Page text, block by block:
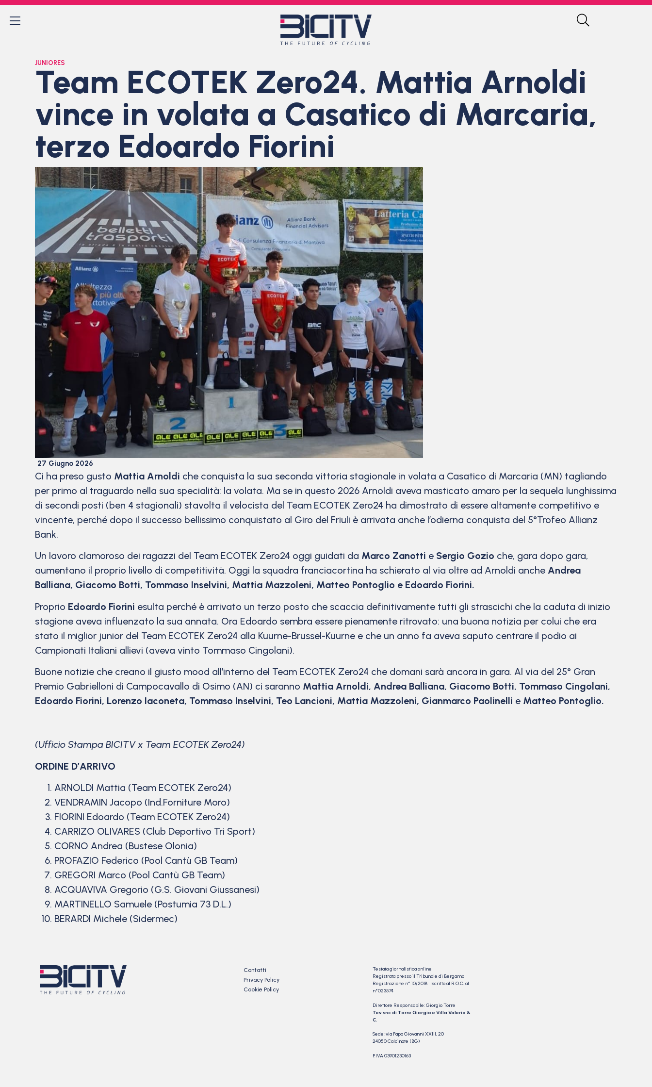
JUNIORES
Team ECOTEK Zero24. Mattia Arnoldi
vince in volata a Casatico di Marcaria,
terzo Edoardo Fiorini
27 Giugno 2026
Ci ha preso gusto Mattia Arnoldi che conquista la sua seconda vittoria stagionale in volata a Casatico di Marcaria (MN) tagliando
per primo al traguardo nella sua specialità: la volata. Ma se in questo 2026 Arnoldi aveva masticato amaro per la sequela lunghissima
di secondi posti (ben 4 stagionali) stavolta il velocista del Team ECOTEK Zero24 ha dimostrato di essere altamente competitivo e
vincente, perché dopo il successo bellissimo conquistato al Giro del Friuli è arrivata anche l’odierna conquista del 5°Trofeo Allianz
Bank.
Un lavoro clamoroso dei ragazzi del Team ECOTEK Zero24 oggi guidati da Marco Zanotti e Sergio Gozio che, gara dopo gara,
aumentano il proprio livello di competitività. Oggi la squadra franciacortina ha schierato al via oltre ad Arnoldi anche Andrea
Balliana, Giacomo Botti, Tommaso Inselvini, Mattia Mazzoleni, Matteo Pontoglio e Edoardo Fiorini.
Proprio Edoardo Fiorini esulta perché è arrivato un terzo posto che scaccia definitivamente tutti gli strascichi che la caduta di inizio
stagione aveva influenzato la sua annata. Ora Edoardo sembra essere pienamente ritrovato: una buona notizia per colui che era
stato il miglior junior del Team ECOTEK Zero24 alla Kuurne-Brussel-Kuurne e che un anno fa aveva saputo centrare il podio ai
Campionati Italiani allievi (aveva vinto Tommaso Cingolani).
Buone notizie che creano il giusto mood all’interno del Team ECOTEK Zero24 che domani sarà ancora in gara. Al via del 25° Gran
Premio Gabrielloni di Campocavallo di Osimo (AN) ci saranno Mattia Arnoldi, Andrea Balliana, Giacomo Botti, Tommaso Cingolani,
Edoardo Fiorini, Lorenzo Iaconeta, Tommaso Inselvini, Teo Lancioni, Mattia Mazzoleni, Gianmarco Paolinelli e Matteo Pontoglio.
(Ufficio Stampa BICITV x Team ECOTEK Zero24)
ORDINE D’ARRIVO
ARNOLDI Mattia (Team ECOTEK Zero24)
VENDRAMIN Jacopo (Ind.Forniture Moro)
FIORINI Edoardo (Team ECOTEK Zero24)
CARRIZO OLIVARES (Club Deportivo Tri Sport)
CORNO Andrea (Bustese Olonia)
PROFAZIO Federico (Pool Cantù GB Team)
GREGORI Marco (Pool Cantù GB Team)
ACQUAVIVA Gregorio (G.S. Giovani Giussanesi)
MARTINELLO Samuele (Postumia 73 D.L.)
BERARDI Michele (Sidermec)
Contatti
Privacy Policy
Cookie Policy
Testata giornalistica online
Registrata presso il Tribunale di Bergamo
Registrazione n° 10/2018 Iscritto al R.O.C. al
n°023574
Direttore Responsabile: Giorgio Torre
Tev snc di Torre Giorgio e Villa Valerio &
C.
Sede: via Papa Giovanni XXIII, 20
24050 Calcinate (BG)
P.IVA 03901230163